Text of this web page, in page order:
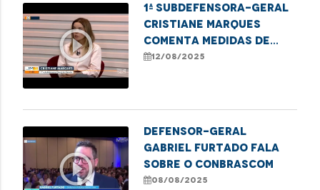
play_circle_outline
1ª Subdefensora-geral
Cristiane Marques
comenta medidas de
enfrentamento à
12/08/2025
play_circle_outline
Defensor-Geral
Gabriel Furtado fala
sobre o Conbrascom
08/08/2025